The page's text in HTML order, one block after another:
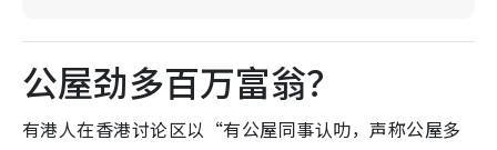
公屋劲多百万富翁？
有港人在香港讨论区以“有公屋同事认叻，声称公屋多